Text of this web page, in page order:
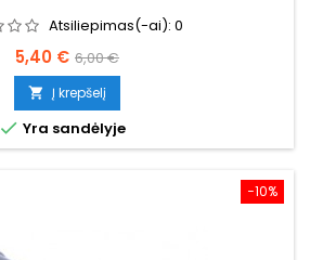
Atsiliepimas(-ai): 0
Kaina
5,40 € Bazinė
kaina
6,00 €
 Į krepšelį
 Yra sandėlyje
−10%